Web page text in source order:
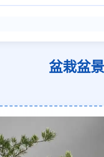
盆栽盆